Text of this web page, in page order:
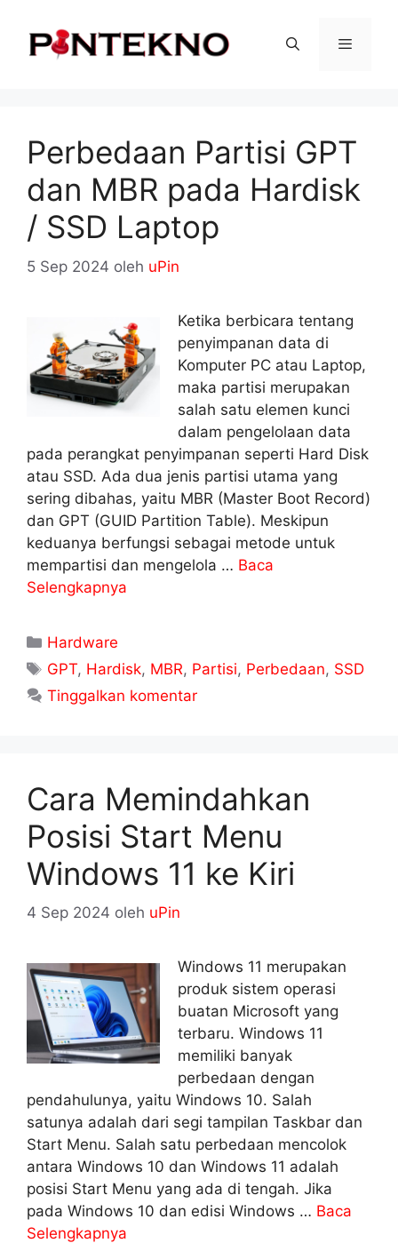
Perbedaan Partisi GPT
dan MBR pada Hardisk
/ SSD Laptop
5 Sep 2024 oleh uPin
Ketika berbicara tentang
penyimpanan data di
Komputer PC atau Laptop,
maka partisi merupakan
salah satu elemen kunci
dalam pengelolaan data
pada perangkat penyimpanan seperti Hard Disk
atau SSD. Ada dua jenis partisi utama yang
sering dibahas, yaitu MBR (Master Boot Record)
dan GPT (GUID Partition Table). Meskipun
keduanya berfungsi sebagai metode untuk
mempartisi dan mengelola … Baca
Selengkapnya
Kategori
Hardware
Tag
GPT, Hardisk, MBR, Partisi, Perbedaan, SSD
Tinggalkan komentar
Cara Memindahkan
Posisi Start Menu
Windows 11 ke Kiri
4 Sep 2024 oleh uPin
Windows 11 merupakan
produk sistem operasi
buatan Microsoft yang
terbaru. Windows 11
memiliki banyak
perbedaan dengan
pendahulunya, yaitu Windows 10. Salah
satunya adalah dari segi tampilan Taskbar dan
Start Menu. Salah satu perbedaan mencolok
antara Windows 10 dan Windows 11 adalah
posisi Start Menu yang ada di tengah. Jika
pada Windows 10 dan edisi Windows … Baca
Selengkapnya